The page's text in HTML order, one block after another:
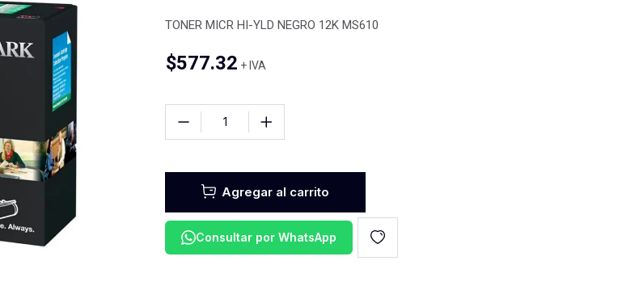
TONER MICR HI-YLD NEGRO 12K MS610
$577.32 + IVA
Agregar al carrito
Consultar por WhatsApp